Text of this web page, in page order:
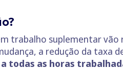
trabalho suplementar
a redução da taxa
todas as horas